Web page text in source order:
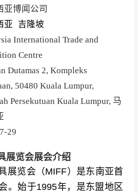
亚博闻公司
亚
吉隆坡
International Trade and
Centre
Dutamas 2, Kompleks
50480 Kuala Lumpur,
Persekutuan Kuala Lumpur, 马
29
展览会展会介绍
展览会（MIFF）是东南亚首
。始于1995年，是东盟地区